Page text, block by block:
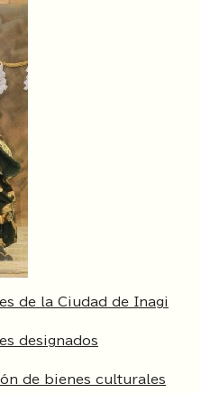
de la Ciudad de Inagi
designados
de bienes culturales